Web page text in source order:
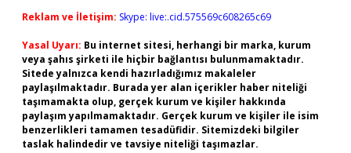
Reklam ve İletişim: Skype: live:.cid.575569c608265c69
Yasal Uyarı: Bu internet sitesi, herhangi bir marka, kurum
veya şahıs şirketi ile hiçbir bağlantısı bulunmamaktadır.
Sitede yalnızca kendi hazırladığımız makaleler
paylaşılmaktadır. Burada yer alan içerikler haber niteliği
taşımamakta olup, gerçek kurum ve kişiler hakkında
paylaşım yapılmamaktadır. Gerçek kurum ve kişiler ile isim
benzerlikleri tamamen tesadüfidir. Sitemizdeki bilgiler
taslak halindedir ve tavsiye niteliği taşımazlar.